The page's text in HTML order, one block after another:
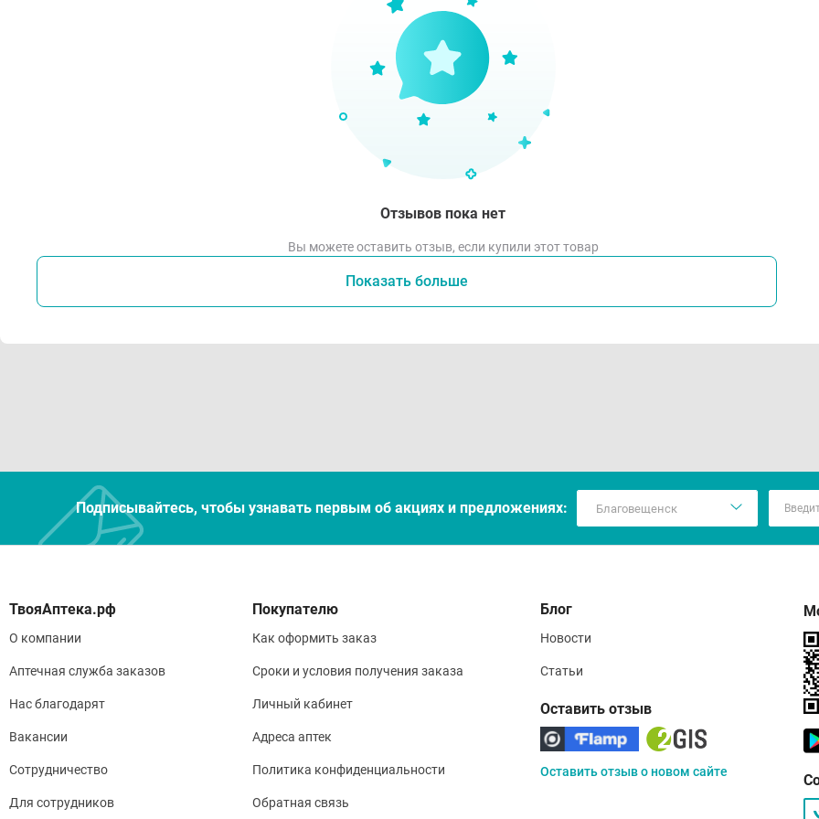
Подготовка:
Размещение:Положите коврик на выбранное место, где
лежит ровно и не деформируется.
Использование:
на месте, что сделает кормление удобным и безопасным для
По мере загрязнения протирайте коврик влажной
более глубокой очистки можно использовать мягкое
Условия хранения
Хранитековрик "Не проста жизнь кота"в сухом и чистом
Отзывов пока нет
Вы можете оставить отзыв, если купили этот товар
Показать больше
Подписывайтесь, чтобы узнавать первым об акцияx и предложениях:
О компании
Аптечная служба заказов
Нас благодарят
Вакансии
Сотрудничество
Для сотрудников
Покупателю
Как оформить заказ
Сроки и условия получения заказа
Личный кабинет
Адреса аптек
Политика конфиденциальности
Обратная связь
Блог
Новости
Статьи
Оставить отзыв
Оставить отзыв о новом сайте